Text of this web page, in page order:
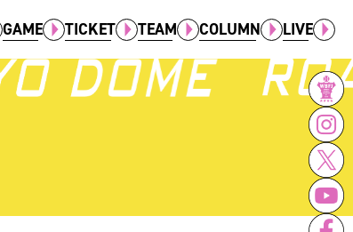
GAME TICKET TEAM COLUMN LIVE